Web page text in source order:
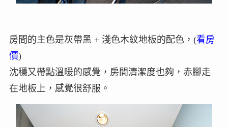
房間的主色是灰帶黑 + 淺色木紋地板的配色，(看房
價)
沈穩又帶點溫暖的感覺，房間清潔度也夠，赤腳走
在地板上，感覺很舒服。